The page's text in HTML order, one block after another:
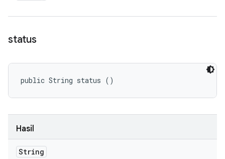
status
public String status ()
Hasil
String